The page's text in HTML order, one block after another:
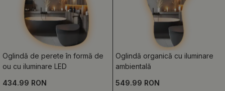
Oglindă de perete în formă de
ou cu iluminare LED
434.99 RON
Oglindă organică cu iluminare
ambientală
549.99 RON